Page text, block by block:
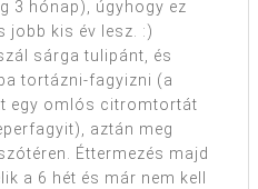
3 hónap), úgyhogy ez
jobb kis év lesz. :)
sárga tulipánt, és
tortázni-fagyizni (a
egy omlós citromtortát
aztán meg
Éttermezés majd
a 6 hét és már nem kell